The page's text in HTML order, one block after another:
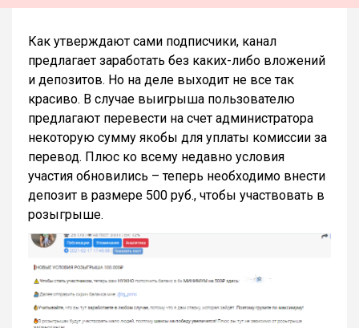
Как утверждают сами подписчики, канал
предлагает заработать без каких-либо вложений
и депозитов. Но на деле выходит не все так
красиво. В случае выигрыша пользователю
предлагают перевести на счет администратора
некоторую сумму якобы для уплаты комиссии за
перевод. Плюс ко всему недавно условия
участия обновились – теперь необходимо внести
депозит в размере 500 руб., чтобы участвовать в
розыгрыше.